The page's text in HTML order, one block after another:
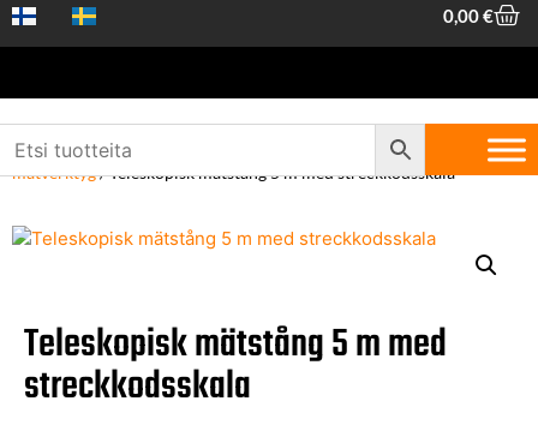
0,00€
Hem /Maskiner och verktyg Maskiner och utrustning
Laser- och
mätverktyg/ Teleskopisk mätstång 5 m med streckkodsskala
Teleskopisk mätstång 5 m med
streckkodsskala